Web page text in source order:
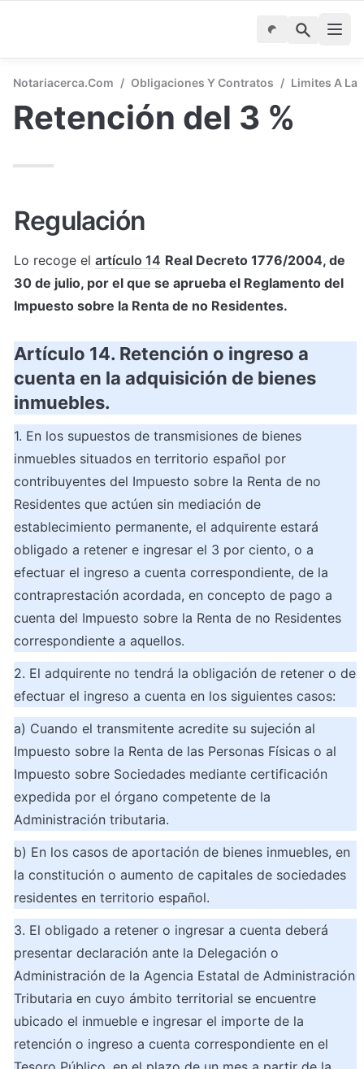
Notariacerca.com / Obligaciones Y Contratos / Limites A
Retención del 3 %
Regulación
Lo recoge el artículo 14 Real Decreto 1776/2004, de
30 de julio, por el que se aprueba el Reglamento del
Impuesto sobre la Renta de no Residentes.
Artículo 14. Retención o ingreso a
cuenta en la adquisición de bienes
inmuebles.
1. En los supuestos de transmisiones de bienes
inmuebles situados en territorio español por
contribuyentes del Impuesto sobre la Renta de no
Residentes que actúen sin mediación de
establecimiento permanente, el adquirente estará
obligado a retener e ingresar el 3 por ciento, o a
efectuar el ingreso a cuenta correspondiente, de la
contraprestación acordada, en concepto de pago a
cuenta del Impuesto sobre la Renta de no Residentes
correspondiente a aquellos.
2. El adquirente no tendrá la obligación de retener o de
efectuar el ingreso a cuenta en los siguientes casos:
a) Cuando el transmitente acredite su sujeción al
Impuesto sobre la Renta de las Personas Físicas o al
Impuesto sobre Sociedades mediante certificación
expedida por el órgano competente de la
Administración tributaria.
b) En los casos de aportación de bienes inmuebles, en
la constitución o aumento de capitales de sociedades
residentes en territorio español.
3. El obligado a retener o ingresar a cuenta deberá
presentar declaración ante la Delegación o
Administración de la Agencia Estatal de Administración
Tributaria en cuyo ámbito territorial se encuentre
ubicado el inmueble e ingresar el importe de la
retención o ingreso a cuenta correspondiente en el